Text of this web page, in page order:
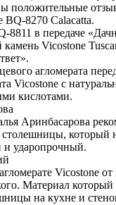
положительные
BQ-8270 Calacatta.
8811 в передаче
Vicostone
агломерата
Vicostone с
кислотами.
Аринбасарова
столешницы, который
и ударопрочный.
Vicostone от
Материал который
на кухне и